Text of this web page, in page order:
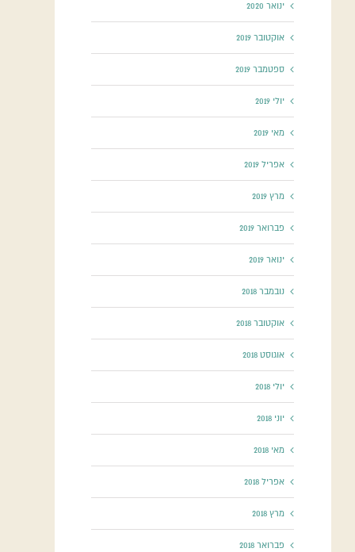
ינואר 2020
אוקטובר 2019
ספטמבר 2019
יולי 2019
מאי 2019
אפריל 2019
מרץ 2019
פברואר 2019
ינואר 2019
נובמבר 2018
אוקטובר 2018
אוגוסט 2018
יולי 2018
יוני 2018
מאי 2018
אפריל 2018
מרץ 2018
פברואר 2018